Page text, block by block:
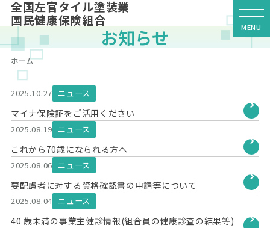
全国左官タイル塗装業
国民健康保険組合
お知らせ
ホーム
2025.10.27 ニュース
マイナ保険証をご活用ください
2025.08.19 ニュース
これから70歳になられる方へ
2025.08.06 ニュース
要配慮者に対する資格確認書の申請等について
2025.08.04 ニュース
40 歳未満の事業主健診情報(組合員の健康診査の結果等)